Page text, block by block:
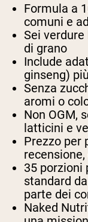
Formula a
comuni e
Sei
di grano
Include
ginseng)
Senza
aromi o
Non OGM,
latticini e
Prezzo per
recensione,
35 porzioni
standard
parte dei
Naked